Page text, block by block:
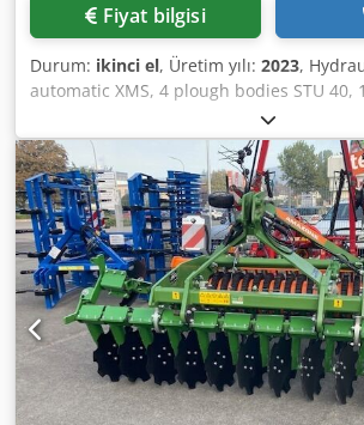
Fiyat bilgisi
Durum: ikinci el, Üretim yılı: 2023,
automatic XMS, 4 plough bodies STU 40,
HD plough shares, 1 pair of wear
M0 RH65-85 skimmers, disc coulter DM
heavy-duty stone release, pendulum
680. Crsdpfstvf Rwsx Apvjf